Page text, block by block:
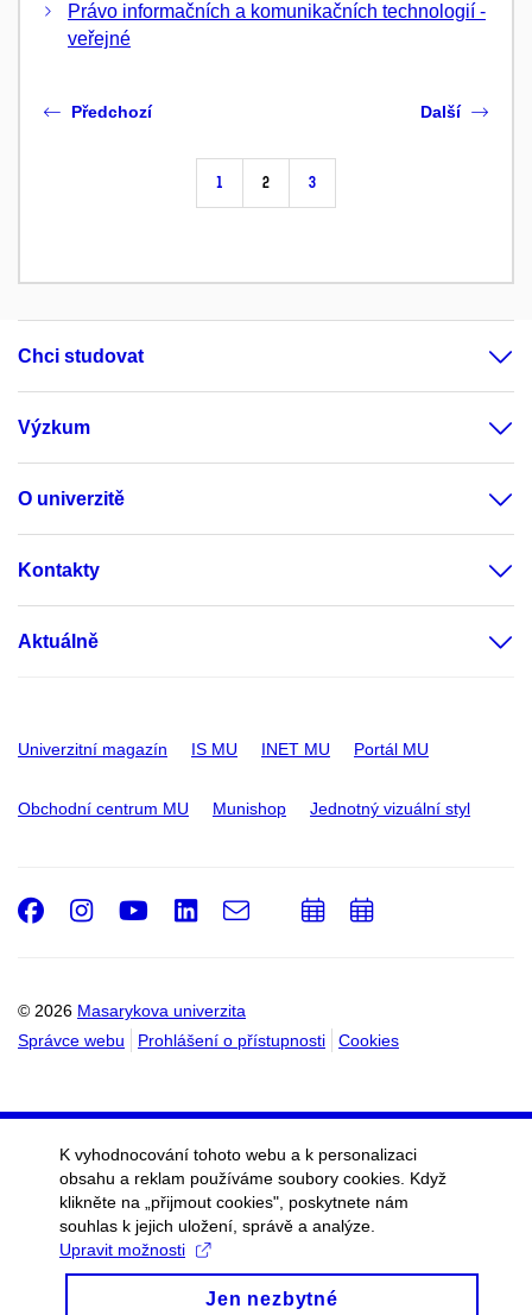
Právo informačních a komunikačních technologií -
veřejné
Předchozí
1 2 3
Další
Chci studovat
Výzkum
O univerzitě
Kontakty
Aktuálně
Univerzitní magazín IS MU INET MU Portál MU
Obchodní centrum MU Munishop Jednotný vizuální styl
© 2026 Masarykova univerzita
Správce webu
Prohlášení o přístupnosti Cookies
Facebook
Instagram
Youtube
LinkedIn
e-
PřidatPřidat
K vyhodnocování tohoto webu a k personalizaci
obsahu a reklam používáme soubory cookies. Když
klikněte na „přijmout cookies", poskytnete nám
souhlas k jejich uložení, správě a analýze.
Upravit možnosti
Jen nezbytné